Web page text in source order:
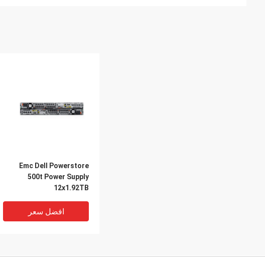
Emc Dell Powerstore
500t Power Supply
12x1.92TB
افضل سعر